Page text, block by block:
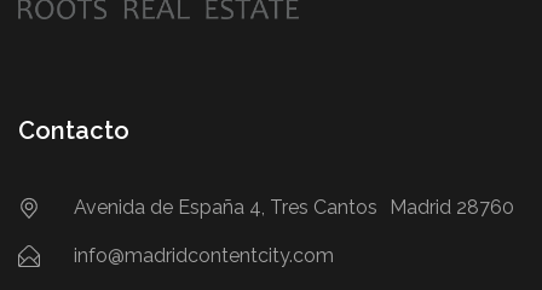
Contacto
Avenida de España 4, Tres Cantos Madrid 28760
info@madridcontentcity.com